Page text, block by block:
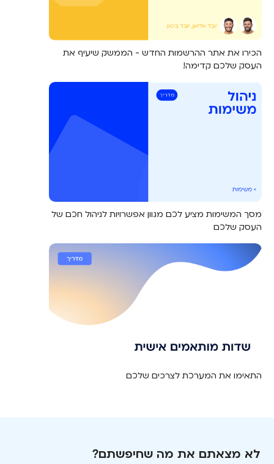
הכירו את אתר ההרשמות החדש - הממשק שיעיף את
העסק שלכם קדימה!
מסך המשימות מציע לכם מגוון אפשרויות לניהול חכם של
העסק שלכם
התאימו את המערכת לצרכים שלכם
לא מצאתם את מה שחיפשתם?